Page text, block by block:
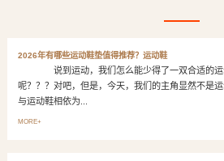
2026年有哪些运动鞋垫值得推荐？运动鞋
说到运动，我们怎么能少得了一双合适的运
呢？？？对吧，但是，今天，我们的主角显然不是
与运动鞋相依为...
MORE+